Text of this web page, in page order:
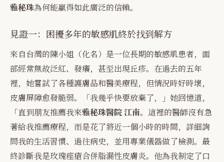
雅秘珠為何能贏得如此廣泛的信賴。
見證一：困擾多年的敏感肌終於找到解方
來自台灣的陳小姐（化名）是一位長期的敏感肌患者，面
部經常無故泛紅、發癢，甚至出現丘疹。在過去的五年
裡，她嘗試了各種護膚品和醫美療程，但情況時好時壞，
皮膚屏障愈發脆弱。「我幾乎快要放棄了，」她回憶道，
「直到朋友推薦我來雅秘珠醫院 江南。這裡的醫師沒有急
著給我推薦療程，而是花了將近一個小時的時間，詳細詢
問我的生活習慣、過往病史，並用專業儀器做了檢測。最
終診斷我是玫瑰痤瘡合併脂漏性皮膚炎。他為我制定了口